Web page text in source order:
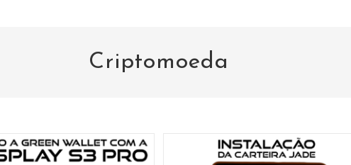
Criptomoeda